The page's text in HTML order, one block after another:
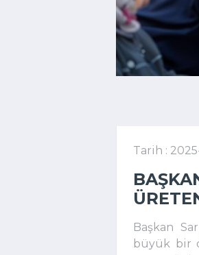
Tarih :
Başkan
büyük bir